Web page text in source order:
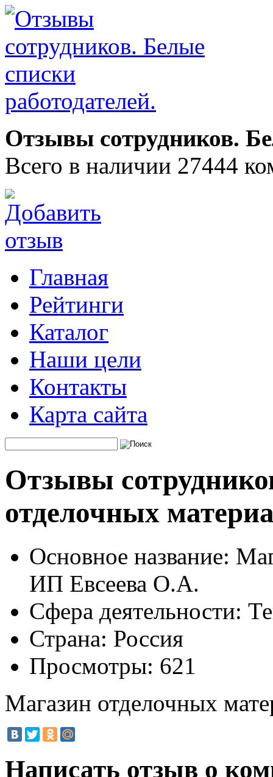
Отзывы сотрудников.
Всего в наличии 27444
Главная
Рейтинги
Каталог
Наши цели
Контакты
Карта сайта
Отзывы
отделочных
Основное название:
ИП Евсеева О.А.
Сфера деятельности:
Страна: Россия
Просмотры: 621
Магазин отделочных
Написать отзыв о